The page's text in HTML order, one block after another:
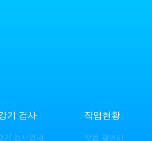
기 검사
기 검사안내
작업현황
작업 갤러리